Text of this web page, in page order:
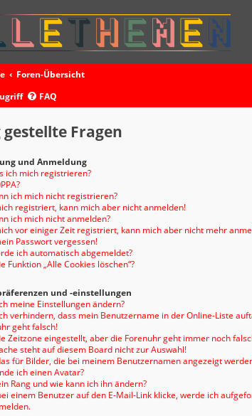
Foren-Übersicht
FAQ
Fragen
und Anmeldung
ich mich registrieren?
ich mich nicht registrieren?
registriert, kann mich aber nicht anmelden!
ich mich nicht anmelden?
vor einiger Zeit registriert, kann mich aber nicht mehr
Passwort vergessen!
ich automatisch abgemeldet?
Funktion „Alle Cookies löschen“?
und -einstellungen
meine Einstellungen ändern?
verhindern, dass mein Benutzername in der Online-Liste
geht falsch!
Zeitzone eingestellt, aber die Forenuhr geht immer noch
steht auf diesem Board nicht zur Auswahl!
für Bilder, die bei meinem Benutzernamen angezeigt
ich einen Avatar?
Rang und wie kann ich ihn ändern?
einem Benutzer auf den E-Mail-Link klicke, werde ich